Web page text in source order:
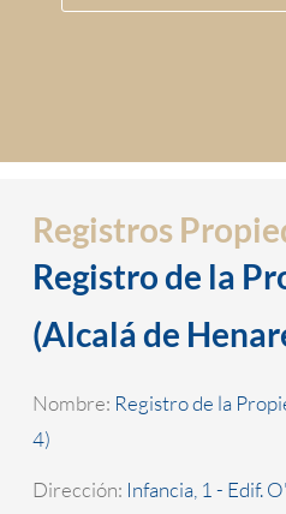
Registros
Registro de la
(Alcalá de
Nombre: Registro de la
4)
Dirección: Infancia, 1 - Edif.